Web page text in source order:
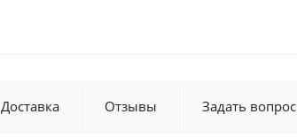
Доставка Отзывы Задать вопрос